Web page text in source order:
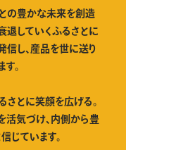
の豊かな未来を創造
退していくふるさとに
信し、産品を世に送り
。
さとに笑顔を広げる。
活気づけ、内側から豊
じています。